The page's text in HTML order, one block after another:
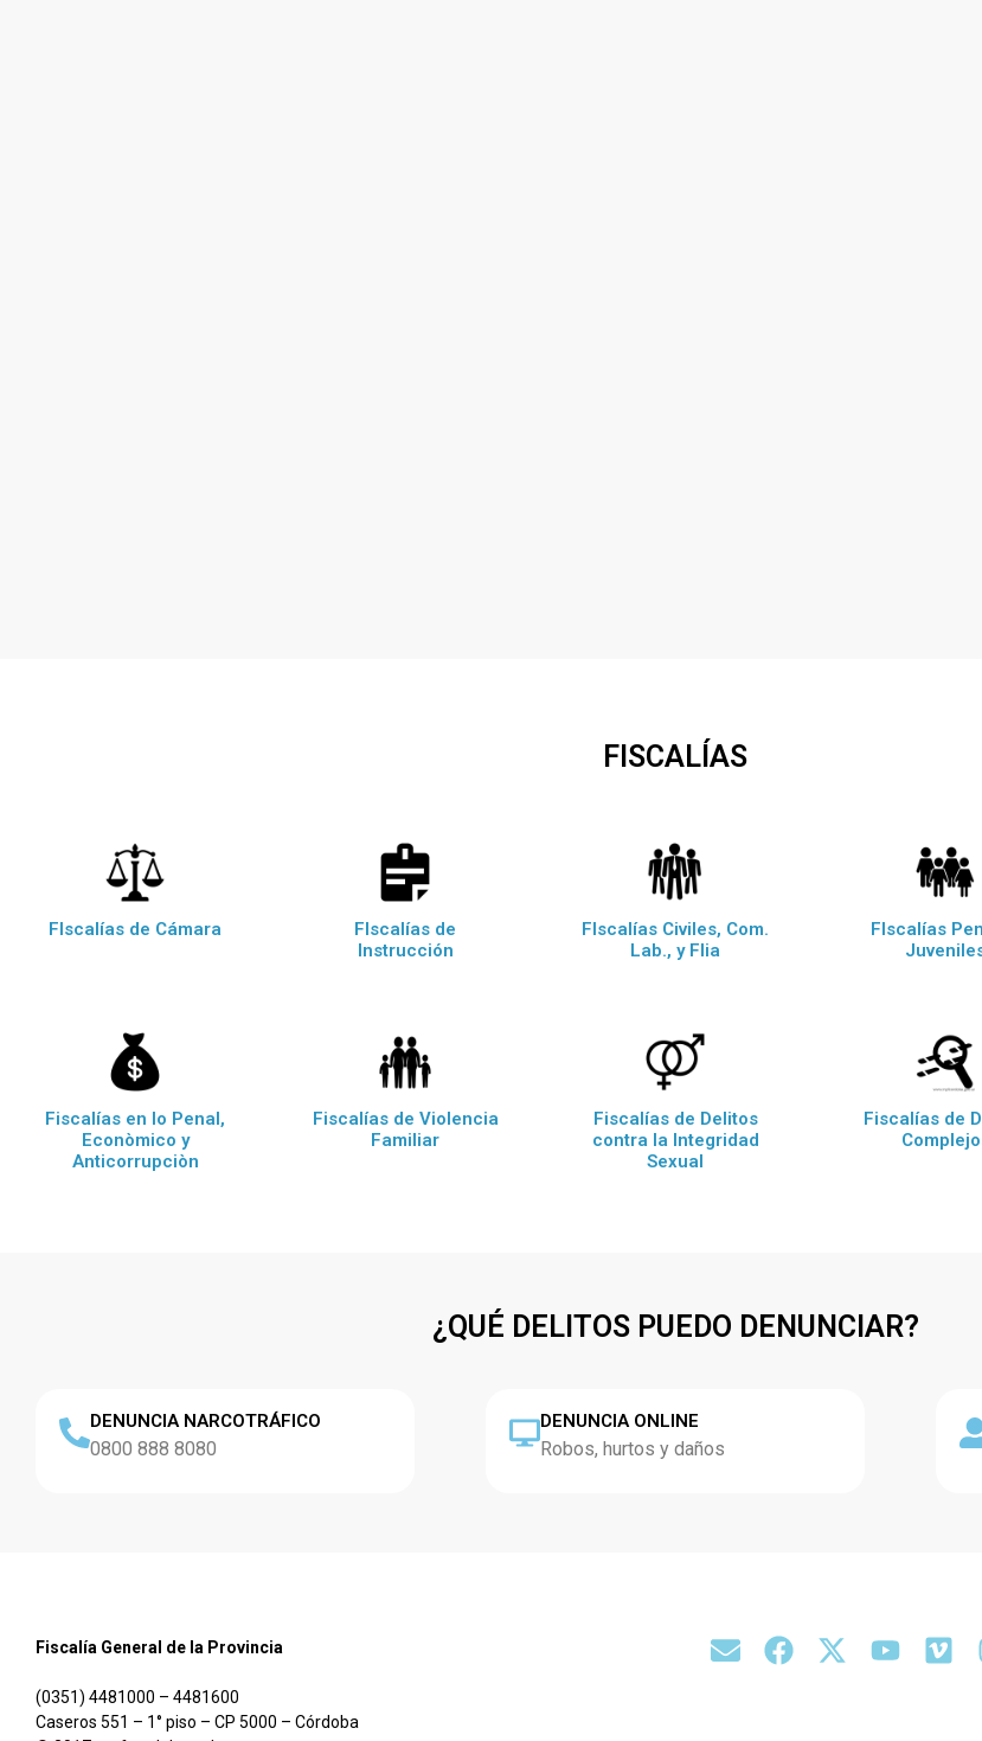
FISCALÍAS
FIscalías de Cámara
FIscalías de
Instrucción
FIscalías Civiles, Com.
Lab., y Flia
FIscalías
Fiscalías en lo Penal,
Econòmico y
Anticorrupciòn
Fiscalías de Violencia
Familiar
Fiscalías de Delitos
contra la Integridad
Sexual
Fiscalías de
¿QUÉ DELITOS PUEDO DENUNCIAR?
DENUNCIA NARCOTRÁFICO
0800 888 8080
DENUNCIA ONLINE
Robos, hurtos y daños
Fiscalía General de la Provincia
(0351) 4481000 – 4481600
Caseros 551 – 1° piso – CP 5000 – Córdoba